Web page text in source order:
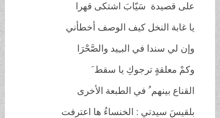
على قصيدة سَيّابَ اشتكى قهرا
يا غابة النخل كيف الوصف أخطأني
وإن لي سندا في البـِيد والصَّحْرَا
وكمْ معلقةٍ ترجوكِ يا سقط َ
القناع بينهم ُ في الطبعة الأخرى
بلقيسَ سيدتي : الخنساءُ ها اعترفت